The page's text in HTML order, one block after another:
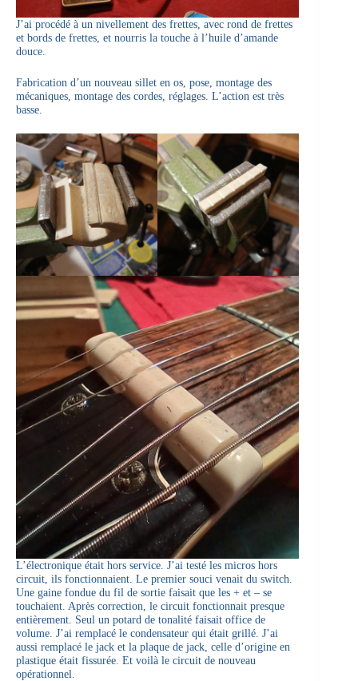
J’ai procédé à un nivellement des frettes, avec rond de frettes
et bords de frettes, et nourris la touche à l’huile d’amande
douce.
Fabrication d’un nouveau sillet en os, pose, montage des
mécaniques, montage des cordes, réglages. L’action est très
basse.
L’électronique était hors service. J’ai testé les micros hors
circuit, ils fonctionnaient. Le premier souci venait du switch.
Une gaine fondue du fil de sortie faisait que les + et – se
touchaient. Après correction, le circuit fonctionnait presque
entièrement. Seul un potard de tonalité faisait office de
volume. J’ai remplacé le condensateur qui était grillé. J’ai
aussi remplacé le jack et la plaque de jack, celle d’origine en
plastique était fissurée. Et voilà le circuit de nouveau
opérationnel.